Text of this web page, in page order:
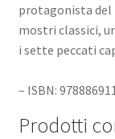
protagonista del
mostri classici,
i sette peccati
– ISBN:
Prodotti